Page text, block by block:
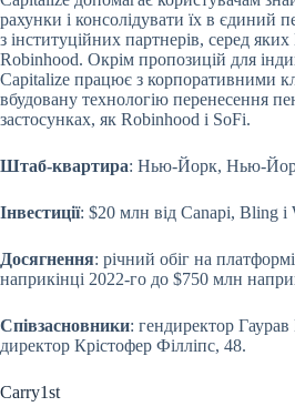
рахунки і консолідувати їх в єдиний
з інституційних партнерів, серед
Robinhood. Окрім пропозицій для
Capitalize працює з корпоративними
вбудовану технологію перенесення
застосунках, як Robinhood і SoFi.
Штаб-квартира: Нью-Йорк, Нью-
Інвестиції: $20 млн від Canapi, Bling і
Досягнення: річний обіг на
наприкінці 2022-го до $750 млн
Співзасновники: гендиректор
директор Крістофер Філліпс, 48.
Carry1st